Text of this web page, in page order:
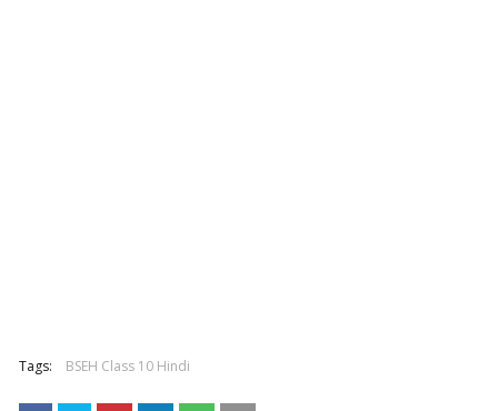
Tags: BSEH Class 10 Hindi